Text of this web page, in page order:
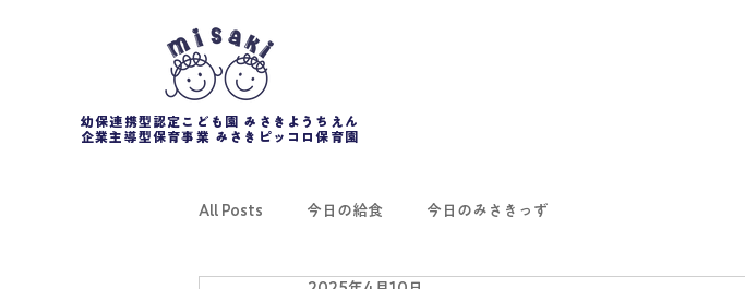
幼保連携型認定こども園 みさきようちえん
企業主導型保育事業 みさきピッコロ保育園
All Posts 今日の給食 今日のみさきっず